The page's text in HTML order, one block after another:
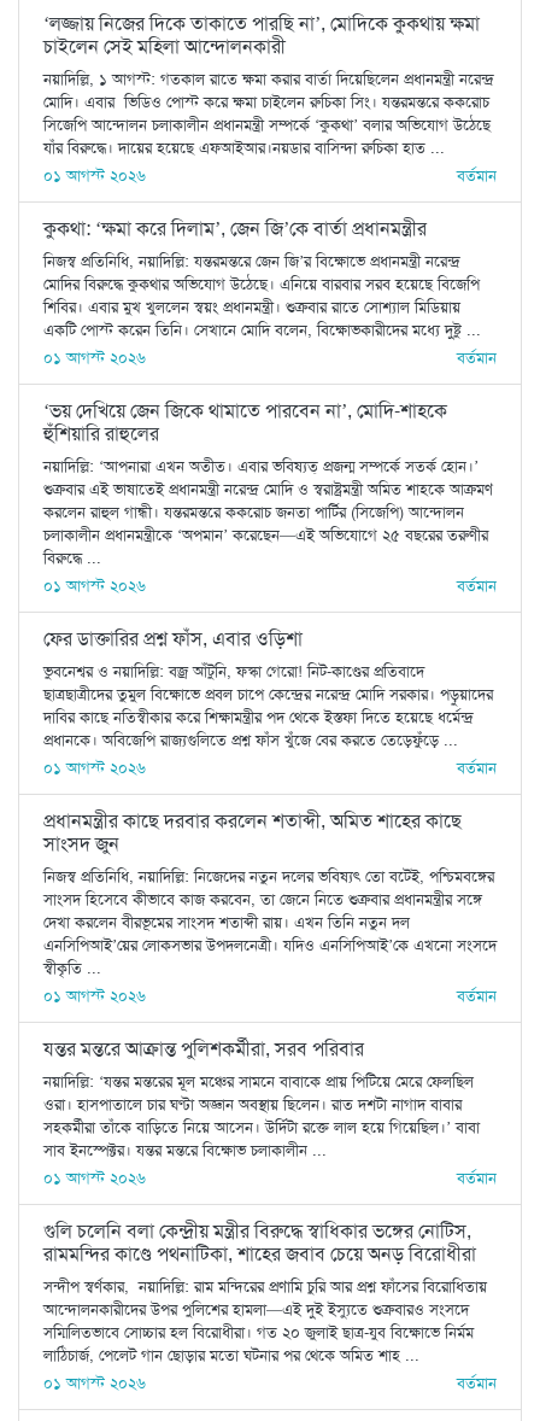
‘লজ্জায় নিজের দিকে তাকাতে পারছি না’, মোদিকে কুকথায় ক্ষমা
চাইলেন সেই মহিলা আন্দোলনকারী
নয়াদিল্লি, ১ আগস্ট: গতকাল রাতে ক্ষমা করার বার্তা দিয়েছিলেন প্রধানমন্ত্রী নরেন্দ্র
মোদি। এবার ভিডিও পোস্ট করে ক্ষমা চাইলেন রুচিকা সিং। যন্তরমন্তরে ককরোচ
সিজেপি আন্দোলন চলাকালীন প্রধানমন্ত্রী সম্পর্কে ‘কুকথা’ বলার অভিযোগ উঠেছে
যাঁর বিরুদ্ধে। দায়ের হয়েছে এফআইআর।নয়ডার বাসিন্দা রুচিকা হাত ...
০১ আগস্ট ২০২৬
বর্তমান
কুকথা: ‘ক্ষমা করে দিলাম’, জেন জি’কে বার্তা প্রধানমন্ত্রীর
নিজস্ব প্রতিনিধি, নয়াদিল্লি: যন্তরমন্তরে জেন জি’র বিক্ষোভে প্রধানমন্ত্রী নরেন্দ্র
মোদির বিরুদ্ধে কুকথার অভিযোগ উঠেছে। এনিয়ে বারবার সরব হয়েছে বিজেপি
শিবির। এবার মুখ খুললেন স্বয়ং প্রধানমন্ত্রী। শুক্রবার রাতে সোশ্যাল মিডিয়ায়
একটি পোস্ট করেন তিনি। সেখানে মোদি বলেন, বিক্ষোভকারীদের মধ্যে দুষ্টু ...
০১ আগস্ট ২০২৬
বর্তমান
‘ভয় দেখিয়ে জেন জিকে থামাতে পারবেন না’, মোদি-শাহকে
হুঁশিয়ারি রাহুলের
নয়াদিল্লি: ‘আপনারা এখন অতীত। এবার ভবিষ্যত্ প্রজন্ম সম্পর্কে সতর্ক হোন।’
শুক্রবার এই ভাষাতেই প্রধানমন্ত্রী নরেন্দ্র মোদি ও স্বরাষ্ট্রমন্ত্রী অমিত শাহকে আক্রমণ
করলেন রাহুল গান্ধী। যন্তরমন্তরে ককরোচ জনতা পার্টির (সিজেপি) আন্দোলন
চলাকালীন প্রধানমন্ত্রীকে ‘অপমান’ করেছেন—এই অভিযোগে ২৫ বছরের তরুণীর
বিরুদ্ধে ...
০১ আগস্ট ২০২৬
বর্তমান
ফের ডাক্তারির প্রশ্ন ফাঁস, এবার ওড়িশা
ভুবনেশ্বর ও নয়াদিল্লি: বজ্র আঁটুনি, ফস্কা গেরো! নিট-কাণ্ডের প্রতিবাদে
ছাত্রছাত্রীদের তুমুল বিক্ষোভে প্রবল চাপে কেন্দ্রের নরেন্দ্র মোদি সরকার। পড়ুয়াদের
দাবির কাছে নতিস্বীকার করে শিক্ষামন্ত্রীর পদ থেকে ইস্তফা দিতে হয়েছে ধর্মেন্দ্র
প্রধানকে। অবিজেপি রাজ্যগুলিতে প্রশ্ন ফাঁস খুঁজে বের করতে তেড়েফুঁড়ে ...
০১ আগস্ট ২০২৬
বর্তমান
প্রধানমন্ত্রীর কাছে দরবার করলেন শতাব্দী, অমিত শাহের কাছে
সাংসদ জুন
নিজস্ব প্রতিনিধি, নয়াদিল্লি: নিজেদের নতুন দলের ভবিষ্যৎ তো বটেই, পশ্চিমবঙ্গের
সাংসদ হিসেবে কীভাবে কাজ করবেন, তা জেনে নিতে শুক্রবার প্রধানমন্ত্রীর সঙ্গে
দেখা করলেন বীরভূমের সাংসদ শতাব্দী রায়। এখন তিনি নতুন দল
এনসিপিআই’য়ের লোকসভার উপদলনেত্রী। যদিও এনসিপিআই’কে এখনো সংসদে
স্বীকৃতি ...
০১ আগস্ট ২০২৬
বর্তমান
যন্তর মন্তরে আক্রান্ত পুলিশকর্মীরা, সরব পরিবার
নয়াদিল্লি: ‘যন্তর মন্তরের মূল মঞ্চের সামনে বাবাকে প্রায় পিটিয়ে মেরে ফেলছিল
ওরা। হাসপাতালে চার ঘণ্টা অজ্ঞান অবস্থায় ছিলেন। রাত দশটা নাগাদ বাবার
সহকর্মীরা তাঁকে বাড়িতে নিয়ে আসেন। উর্দিটা রক্তে লাল হয়ে গিয়েছিল।’ বাবা
সাব ইনস্পেক্টর। যন্তর মন্তরে বিক্ষোভ চলাকালীন ...
০১ আগস্ট ২০২৬
বর্তমান
গুলি চলেনি বলা কেন্দ্রীয় মন্ত্রীর বিরুদ্ধে স্বাধিকার ভঙ্গের নোটিস,
রামমন্দির কাণ্ডে পথনাটিকা, শাহের জবাব চেয়ে অনড় বিরোধীরা
সন্দীপ স্বর্ণকার, নয়াদিল্লি: রাম মন্দিরের প্রণামি চুরি আর প্রশ্ন ফাঁসের বিরোধিতায়
আন্দোলনকারীদের উপর পুলিশের হামলা—এই দুই ইস্যুতে শুক্রবারও সংসদে
সম্মিলিতভাবে সোচ্চার হল বিরোধীরা। গত ২০ জুলাই ছাত্র-যুব বিক্ষোভে নির্মম
লাঠিচার্জ, পেলেট গান ছোড়ার মতো ঘটনার পর থেকে অমিত শাহ ...
০১ আগস্ট ২০২৬
বর্তমান